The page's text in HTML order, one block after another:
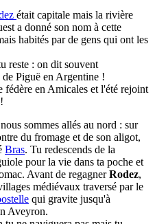
était capitale mais la rivière
a donné son nom à cette
habités par de gens qui ont les
reste : on dit souvent
Piguë en Argentine !
en Amicales et l'été rejoint
sommes allés au nord : sur
du fromage et de son aligot,
Bras. Tu redescends de la
pour la vie dans ta poche et
Avant de regagnerRodez,
médiévaux traversé par le
qui gravite jusqu'à
Aveyron.